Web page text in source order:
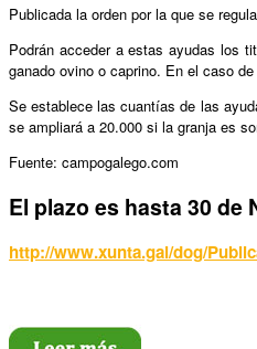
Publicada la orden por la que se
Podrán acceder a estas ayudas los
ganado ovino o caprino. En el caso
Se establece las cuantías de las
se ampliará a 20.000 si la granja es
Fuente: campogalego.com
El plazo es hasta 30 de
http://www.xunta.gal/dog/